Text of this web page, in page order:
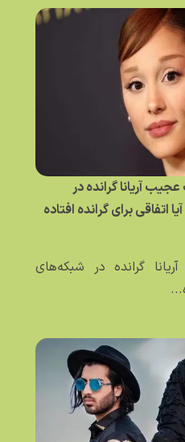
آریانا گرانده در
برای گرانده افتاده
گرانده در شبکه‌های